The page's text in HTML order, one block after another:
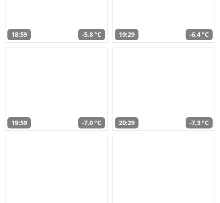
18:59 -5,8 °C 19:29 -6,4 °C
19:59 -7,0 °C 20:29 -7,3 °C